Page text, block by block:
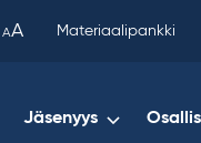
AA Materiaalipankki
Jäsenyys
copied
your